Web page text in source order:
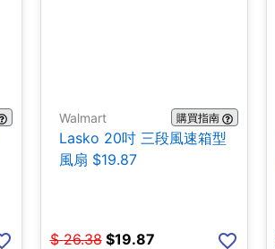
Walmart 購買指南
Lasko 20吋 三段風速箱型
風扇 $19.87
$ 26.38 $19.87